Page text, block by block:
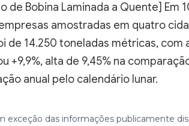
de Bobina Laminada a Quente] Em
amostradas em quatro
de 14.250 toneladas métricas, com
+9,9%, alta de 9,45% na
anual pelo calendário lunar.
exceção das informações publicamente